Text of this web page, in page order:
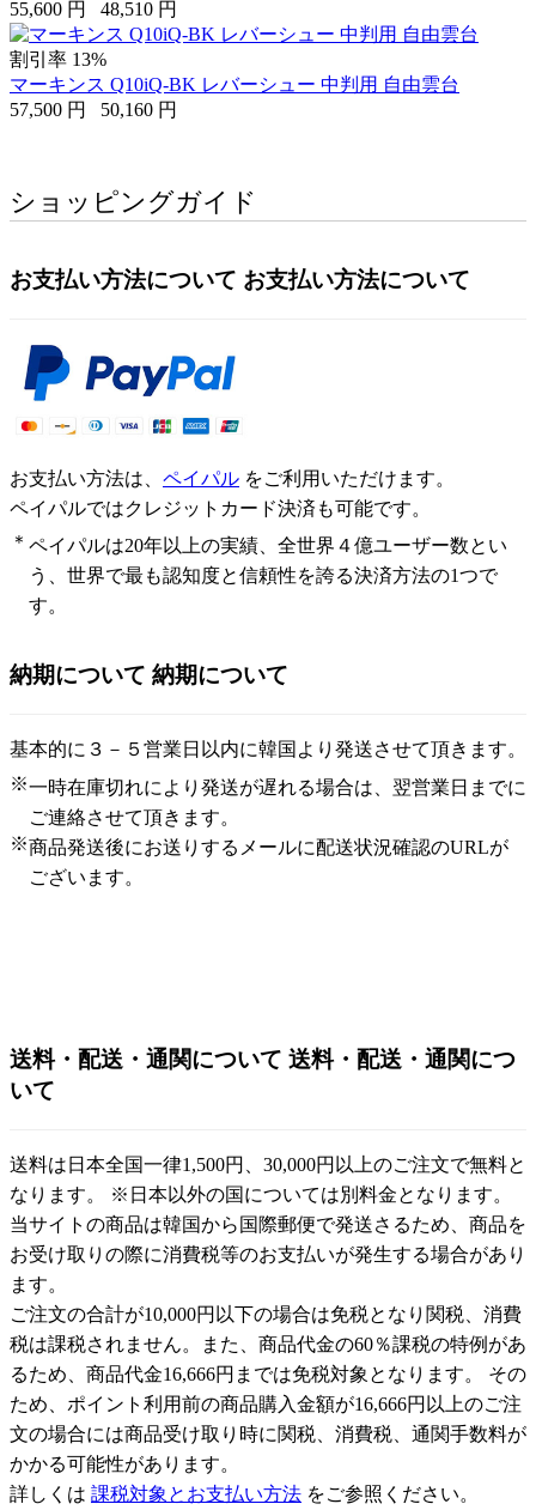
55,600 円 48,510 円
割引率 13%
マーキンス Q10iQ-BK レバーシュー 中判用 自由雲台
57,500 円 50,160 円
ショッピングガイド
お支払い方法について お支払い方法について
お支払い方法は、 ペイパル をご利用いただけます。
ペイパルではクレジットカード決済も可能です。
＊ ペイパルは20年以上の実績、全世界４億ユーザー数とい
う、世界で最も認知度と信頼性を誇る決済方法の1つで
す。
納期について 納期について
基本的に３－５営業日以内に韓国より発送させて頂きます。
※一時在庫切れにより発送が遅れる場合は、翌営業日までに
ご連絡させて頂きます。
※商品発送後にお送りするメールに配送状況確認のURLが
ございます。
送料・配送・通関について 送料・配送・通関につ
いて
送料は日本全国一律1,500円、30,000円以上のご注文で無料と
なります。 ※日本以外の国については別料金となります。
当サイトの商品は韓国から国際郵便で発送さるため、商品を
お受け取りの際に消費税等のお支払いが発生する場合があり
ます。
ご注文の合計が10,000円以下の場合は免税となり関税、消費
税は課税されません。また、商品代金の60％課税の特例があ
るため、商品代金16,666円までは免税対象となります。 その
ため、ポイント利用前の商品購入金額が16,666円以上のご注
文の場合には商品受け取り時に関税、消費税、通関手数料が
かかる可能性があります。
詳しくは 課税対象とお支払い方法 をご参照ください。